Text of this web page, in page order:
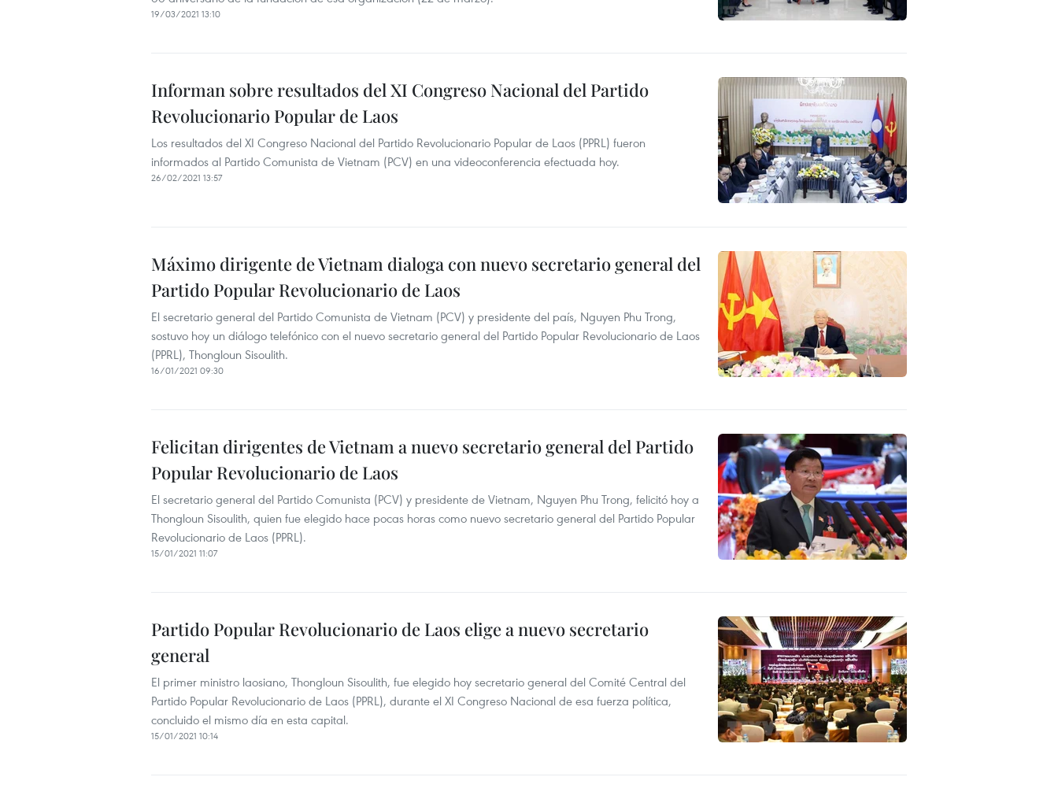
19/03/2021 13:10
Informan sobre resultados del XI Congreso Nacional del Partido
Revolucionario Popular de Laos
Los resultados del XI Congreso Nacional del Partido Revolucionario Popular de Laos (PPRL) fueron
informados al Partido Comunista de Vietnam (PCV) en una videoconferencia efectuada hoy.
26/02/2021 13:57
Máximo dirigente de Vietnam dialoga con nuevo secretario general del
Partido Popular Revolucionario de Laos
El secretario general del Partido Comunista de Vietnam (PCV) y presidente del país, Nguyen Phu Trong,
sostuvo hoy un diálogo telefónico con el nuevo secretario general del Partido Popular Revolucionario de Laos
(PPRL), Thongloun Sisoulith.
16/01/2021 09:30
Felicitan dirigentes de Vietnam a nuevo secretario general del Partido
Popular Revolucionario de Laos
El secretario general del Partido Comunista (PCV) y presidente de Vietnam, Nguyen Phu Trong, felicitó hoy a
Thongloun Sisoulith, quien fue elegido hace pocas horas como nuevo secretario general del Partido Popular
Revolucionario de Laos (PPRL).
15/01/2021 11:07
Partido Popular Revolucionario de Laos elige a nuevo secretario
general
El primer ministro laosiano, Thongloun Sisoulith, fue elegido hoy secretario general del Comité Central del
Partido Popular Revolucionario de Laos (PPRL), durante el XI Congreso Nacional de esa fuerza política,
concluido el mismo día en esta capital.
15/01/2021 10:14